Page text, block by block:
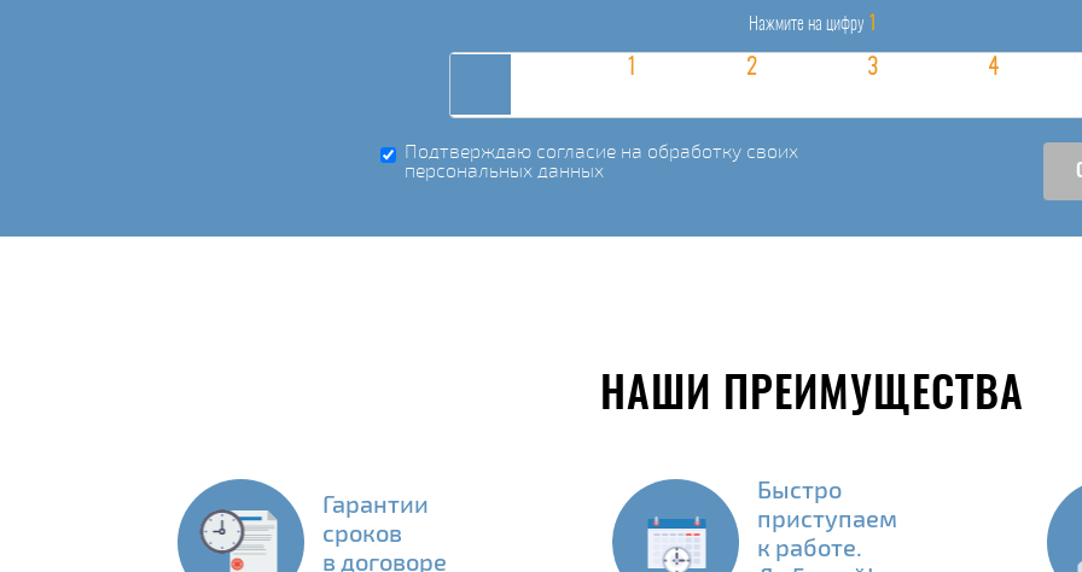
Нажмите на цифру 1
Подтверждаю согласие на обработку своих
персональных данных
НАШИ ПРЕИМУЩЕСТВА
Гарантии
сроков
в договоре
Быстро
приступаем
к работе.